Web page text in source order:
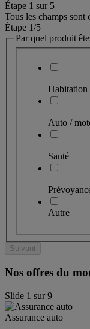
Étape 1 sur 5
Tous les champs sont
Étape 1/5
Par quel produit
Habitation
Auto /
Santé
Autre
Suivant
Nos offres du
Slide 1 sur9
Assurance auto